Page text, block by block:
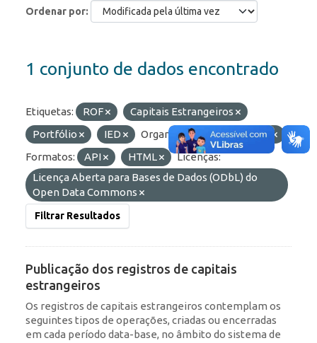
Ordenar por
1 conjunto de dados encontrado
Etiquetas: ROF
Capitais Estrangeiros
Portfólio
IED Organizações:
BCB/Dstat
Formatos:
API HTML
Licenças:
Licença Aberta para Bases de Dados (ODbL) do
Open Data Commons
Filtrar Resultados
Publicação dos registros de capitais
estrangeiros
Os registros de capitais estrangeiros contemplam os
seguintes tipos de operações, criadas ou encerradas
em cada período data-base, no âmbito do sistema de